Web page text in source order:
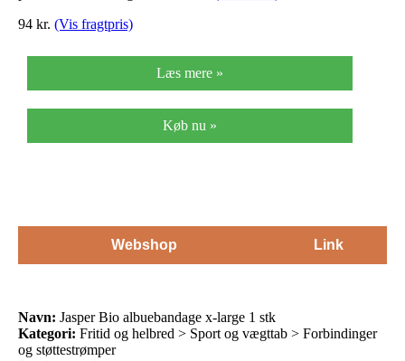
94 kr. (Vis fragtpris)
Læs mere »
Køb nu »
Webshop Link
Navn: Jasper Bio albuebandage x-large 1 stk
Kategori: Fritid og helbred > Sport og vægttab > Forbindinger
og støttestrømper